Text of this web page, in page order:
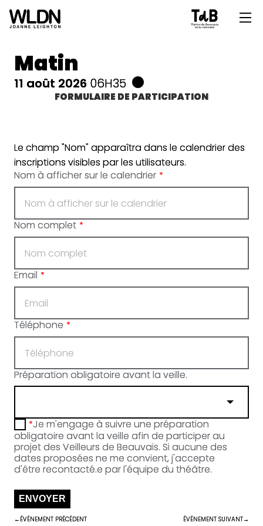
Matin
11 août 2026 06H35
FORMULAIRE DE PARTICIPATION
Le champ "Nom" apparaîtra dans le calendrier des
inscriptions visibles par les utilisateurs.
Nom à afficher sur le calendrier *
Nom complet *
Email *
Téléphone *
Préparation obligatoire avant la veille.
*Je m'engage à suivre une préparation
obligatoire avant la veille afin de participer au
projet des Veilleurs de Beauvais. Si aucune des
dates proposées ne me convient, j'accepte
d'être recontacté.e par l'équipe du théâtre.
ENVOYER
ÉVÉNEMENT PRÉCÉDENT ÉVÉNEMENT SUIVANT